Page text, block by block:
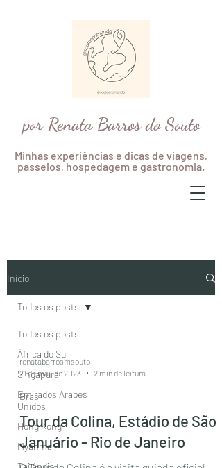
por Renata Barros do Souto
Minhas experiências e dicas de viagens,
passeios, hospedagem e gastronomia.
Início
Todos os posts
África do Sul
Singapura
Emirados Árabes
Unidos
Hong Kong
Myanmar
Todos os posts
renatabarrosmsouto
21 de mai. de 2023
2 min de leitura
Brasil
Tour da Colina, Estádio de São
Januário - Rio de Janeiro